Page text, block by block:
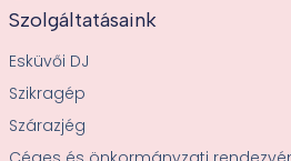
Szolgáltatásaink
Esküvői DJ
Szikragép
Szárazjég